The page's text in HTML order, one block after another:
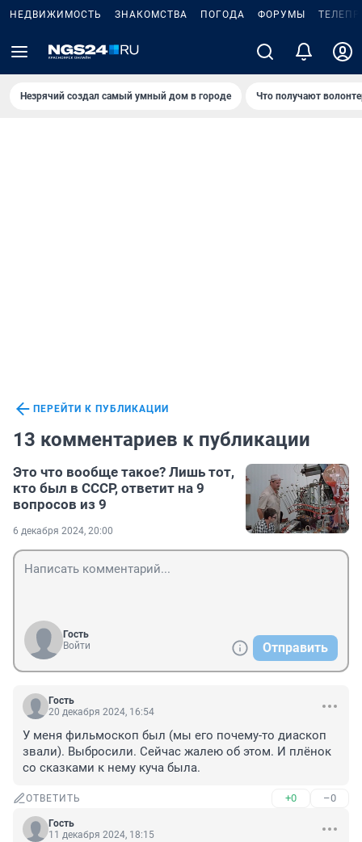
НЕДВИЖИМОСТЬ ЗНАКОМСТВА ПОГОДА ФОРУМЫ
Незрячий создал самый умный дом в городе Что получают
ПЕРЕЙТИ К ПУБЛИКАЦИИ
13 комментариев к публикации
Это что вообще такое? Лишь тот,
кто был в СССР, ответит на 9
вопросов из 9
6 декабря 2024, 20:00
Гость
Войти
Отправить
Гость
20 декабря 2024, 16:54
У меня фильмоскоп был (мы его почему-то диаскоп
звали). Выбросили. Сейчас жалею об этом. И плёнок
со сказками к нему куча была.
ОТВЕТИТЬ +0 –0
Гость
11 декабря 2024, 18:15